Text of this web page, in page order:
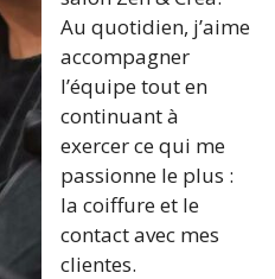
Au quotidien, j’aime
accompagner
l’équipe tout en
continuant à
exercer ce qui me
passionne le plus :
la coiffure et le
contact avec mes
clientes.